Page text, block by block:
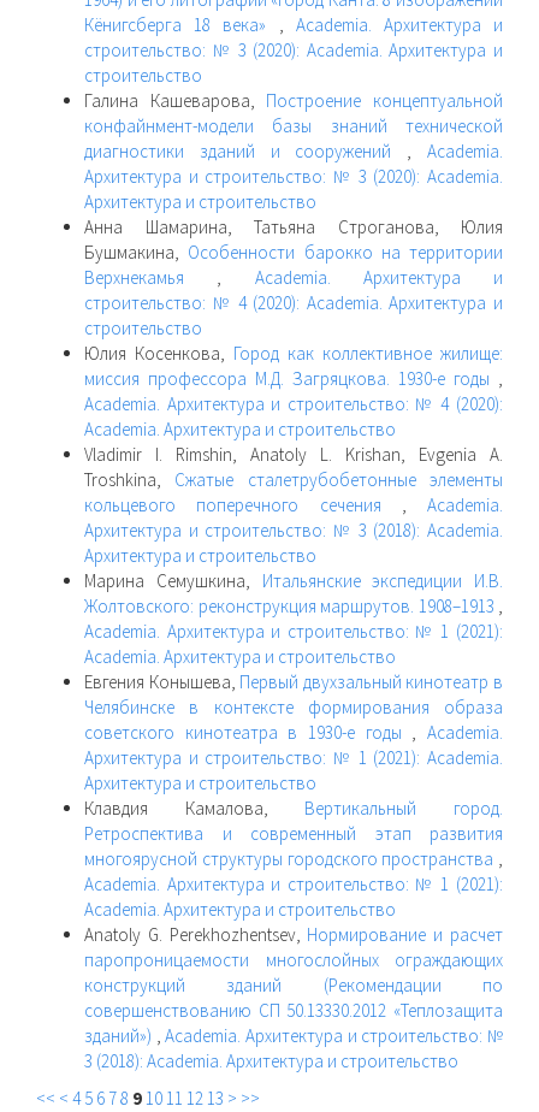
Кёнигсберга 18 века» , Academia. Архитектура и
строительство: № 3 (2020): Academia. Архитектура и
строительство
Галина Кашеварова, Построение концептуальной
конфайнмент-модели базы знаний технической
диагностики зданий и сооружений ,Academia.
Архитектура и строительство: № 3 (2020): Academia.
Архитектура и строительство
Анна Шамарина, Татьяна Строганова, Юлия
Бушмакина, Особенности барокко на территории
Верхнекамья , Academia. Архитектура и
строительство: № 4 (2020): Academia. Архитектура и
строительство
Юлия Косенкова, Город как коллективное жилище:
миссия профессора М.Д. Загряцкова. 1930-е годы ,
Academia. Архитектура и строительство: № 4 (2020):
Academia. Архитектура и строительство
Vladimir I. Rimshin, Anatoly L. Krishan, Evgenia A.
Troshkina, Сжатые сталетрубобетонные элементы
кольцевого поперечного сечения , Academia.
Архитектура и строительство: № 3 (2018): Academia.
Архитектура и строительство
Марина Семушкина, Итальянские экспедиции И.В.
Жолтовского: реконструкция маршрутов. 1908–1913 ,
Academia. Архитектура и строительство: № 1 (2021):
Academia. Архитектура и строительство
Евгения Конышева, Первый двухзальный кинотеатр в
Челябинске в контексте формирования образа
советского кинотеатра в 1930-е годы ,Academia.
Архитектура и строительство: № 1 (2021): Academia.
Архитектура и строительство
Клавдия Камалова, Вертикальный город.
Ретроспектива и современный этап развития
многоярусной структуры городского пространства ,
Academia. Архитектура и строительство: № 1 (2021):
Academia. Архитектура и строительство
Anatoly G. Perekhozhentsev, Нормирование и расчет
паропроницаемости многослойных ограждающих
конструкций зданий (Рекомендации по
совершенствованию СП 50.13330.2012 «Теплозащита
зданий») ,Academia. Архитектура и строительство: №
3 (2018): Academia. Архитектура и строительство
<< < 4 5 6 78 9 10 11 12 13 > >>